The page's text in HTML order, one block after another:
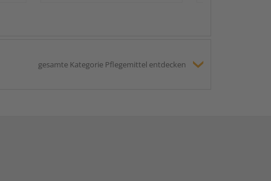
gesamte Kategorie Pflegemittel entdecken